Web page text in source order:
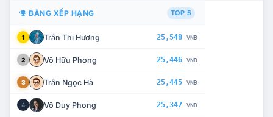
BẢNG XẾP HẠNG TOP 5
1 Trần Thị Hương 25,548 VNĐ
2 Võ Hữu Phong 25,446 VNĐ
3 Trần Ngọc Hà 25,445 VNĐ
4 Võ Duy Phong 25,347 VNĐ